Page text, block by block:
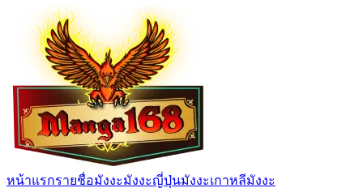
หน้าแรกรายชื่อมังงะมังงะญี่ปุ่นมังงะเกาหลีมังงะ